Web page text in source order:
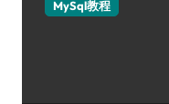
MySql教程